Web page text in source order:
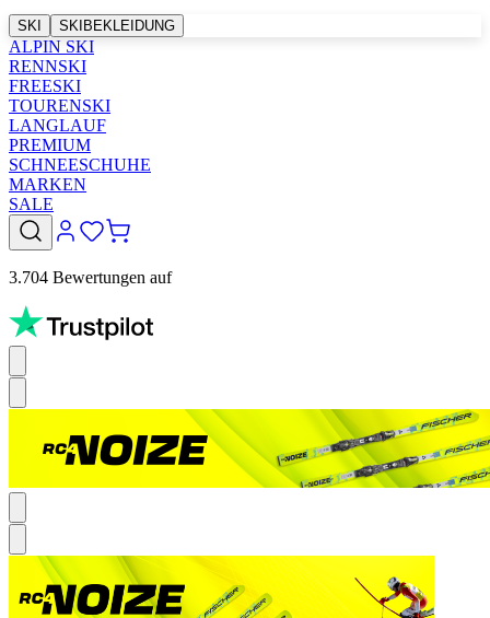
SKI SKIBEKLEIDUNG
ALPIN SKI
RENNSKI
FREESKI
TOURENSKI
LANGLAUF
PREMIUM
SCHNEESCHUHE
MARKEN
SALE
3.704 Bewertungen auf